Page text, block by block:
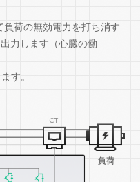
荷の無効電力を打ち消す
力します（心臓の働
す。